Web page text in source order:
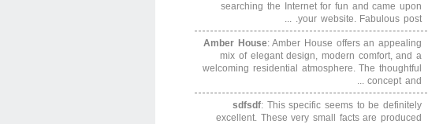
searching the Internet for fun and came upon
your website. Fabulous post. ...
Amber House: Amber House offers an appealing
mix of elegant design, modern comfort, and a
welcoming residential atmosphere. The thoughtful
concept and ...
sdfsdf: This specific seems to be definitely
excellent. These very small facts are produced